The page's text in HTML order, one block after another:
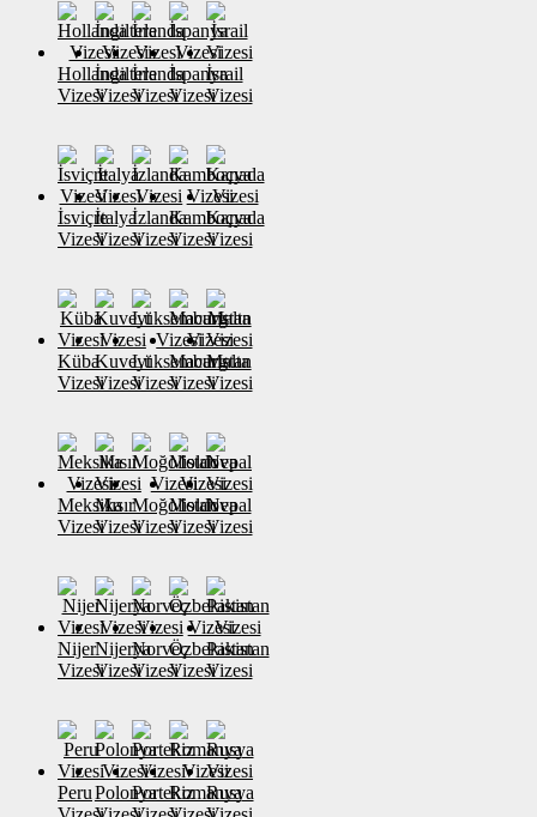
Hollanda
Vizesi
İngiltere
Vizesi
İrlanda
Vizesi
İspanya
Vizesi
İsrail
Vizesi
İsviçre
Vizesi
İtalya
Vizesi
İzlanda
Vizesi
Kamboçya
Vizesi
Kanada
Vizesi
Küba
Vizesi
Kuveyt
Vizesi
Lüksemburg
Vizesi
Macaristan
Vizesi
Malta
Vizesi
Meksika
Vizesi
Mısır
Vizesi
Moğolistan
Vizesi
Moldova
Vizesi
Nepal
Vizesi
Nijer
Vizesi
Nijerya
Vizesi
Norveç
Vizesi
Özbekistan
Vizesi
Pakistan
Vizesi
PeruPolonyaPortekizRomanya
Rusya